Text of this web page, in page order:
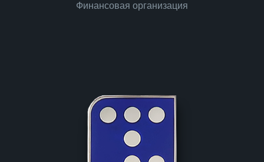
Финансовая организация